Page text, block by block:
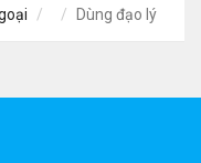
Dùng đạo lý